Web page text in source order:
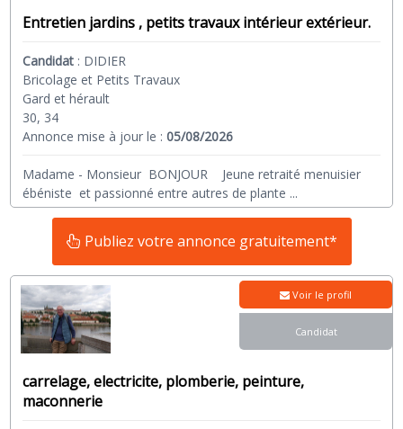
Entretien jardins , petits travaux intérieur extérieur.
Candidat : DIDIER
Bricolage et Petits Travaux
Gard et hérault
30, 34
Annonce mise à jour le :05/08/2026
Madame - Monsieur BONJOUR Jeune retraité menuisier
ébéniste et passionné entre autres de plante ...
Publiez votre annonce gratuitement*
carrelage, electricite, plomberie, peinture,
maconnerie
Voir le profil
Candidat